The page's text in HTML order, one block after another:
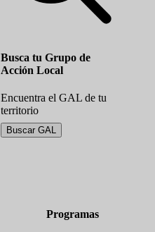
Busca tu Grupo de
Acción Local
Encuentra el GAL de tu
territorio
Buscar GAL
Programas